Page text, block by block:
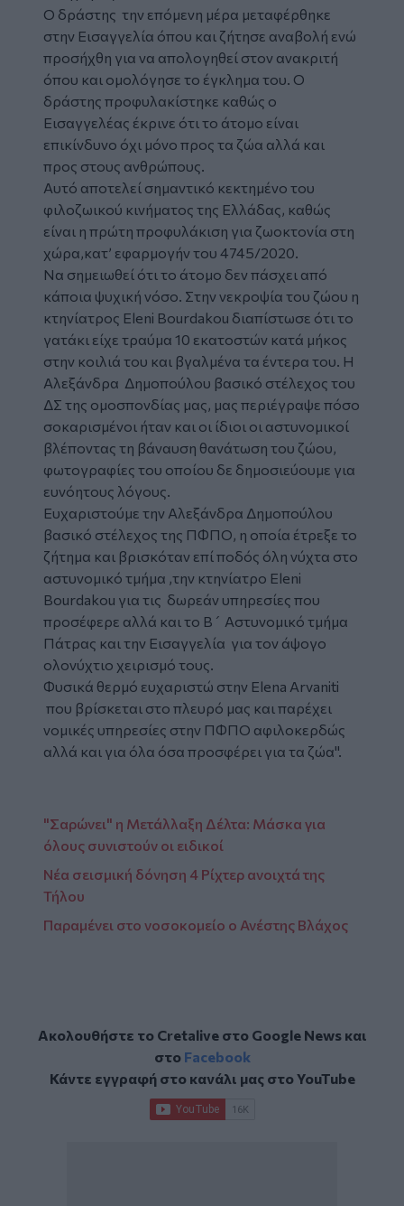
Ο δράστης την επόμενη μέρα μεταφέρθηκε
στην Εισαγγελία όπου και ζήτησε αναβολή ενώ
προσήχθη για να απολογηθεί στον ανακριτή
όπου και ομολόγησε το έγκλημα του. Ο
δράστης προφυλακίστηκε καθώς ο
Εισαγγελέας έκρινε ότι το άτομο είναι
επικίνδυνο όχι μόνο προς τα ζώα αλλά και
προς στους ανθρώπους.
Αυτό αποτελεί σημαντικό κεκτημένο του
φιλοζωικού κινήματος της Ελλάδας, καθώς
είναι η πρώτη προφυλάκιση για ζωοκτονία στη
χώρα,κατ’ εφαρμογήν του 4745/2020.
Να σημειωθεί ότι το άτομο δεν πάσχει από
κάποια ψυχική νόσο. Στην νεκροψία του ζώου η
κτηνίατρος Eleni Bourdakou διαπίστωσε ότι το
γατάκι είχε τραύμα 10 εκατοστών κατά μήκος
στην κοιλιά του και βγαλμένα τα έντερα του. Η
Αλεξάνδρα Δημοπούλου βασικό στέλεχος του
ΔΣ της ομοσπονδίας μας, μας περιέγραψε πόσο
σοκαρισμένοι ήταν και οι ίδιοι οι αστυνομικοί
βλέποντας τη βάναυση θανάτωση του ζώου,
φωτογραφίες του οποίου δε δημοσιεύουμε για
ευνόητους λόγους.
Ευχαριστούμε την Αλεξάνδρα Δημοπούλου
βασικό στέλεχος της ΠΦΠΟ, η οποία έτρεξε το
ζήτημα και βρισκόταν επί ποδός όλη νύχτα στο
αστυνομικό τμήμα ,την κτηνίατρο Eleni
Bourdakou για τις δωρεάν υπηρεσίες που
προσέφερε αλλά και το Β´ Αστυνομικό τμήμα
Πάτρας και την Εισαγγελία για τον άψογο
ολονύχτιο χειρισμό τους.
Φυσικά θερμό ευχαριστώ στην Elena Arvaniti
που βρίσκεται στο πλευρό μας και παρέχει
νομικές υπηρεσίες στην ΠΦΠΟ αφιλοκερδώς
αλλά και για όλα όσα προσφέρει για τα ζώα".
"Σαρώνει" η Μετάλλαξη Δέλτα: Μάσκα για
όλους συνιστούν οι ειδικοί
Νέα σεισμική δόνηση 4 Ρίχτερ ανοιχτά της
Τήλου
Παραμένει στο νοσοκομείο ο Ανέστης Βλάχος
Ακολουθήστε το Cretalive στο Google Newsκαι
στο Facebook
Κάντε εγγραφή στο κανάλι μας στοYouTube